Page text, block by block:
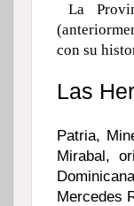
La
con su
Las
Patria,
Mirabal,
Mercedes